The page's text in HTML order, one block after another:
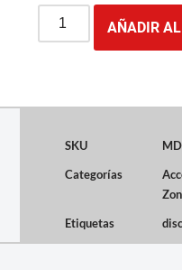
AÑADIR
SKU
Categorías
Etiquetas